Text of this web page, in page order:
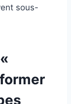
sous-